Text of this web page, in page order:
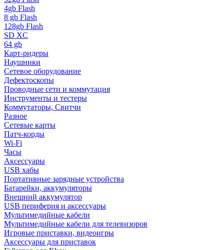
4gb Flash
8 gb Flash
128gb Flash
SD XC
64 gb
Карт-ридеры
Наушники
Сетевое оборудование
Дефектоскопы
Проводные сети и коммутация
Инструменты и тестеры
Коммутаторы, Свитчи
Разное
Сетевые карты
Патч-корды
Wi-Fi
Часы
Аксессуары
USB хабы
Портативные зарядные устройства
Батарейки, аккумуляторы
Внешний аккумулятор
USB периферия и аксессуары
Мультимедийные кабели
Мультимедийные кабели для телевизоров
Игровые приставки, видеоигры
Аксессуары для приставок